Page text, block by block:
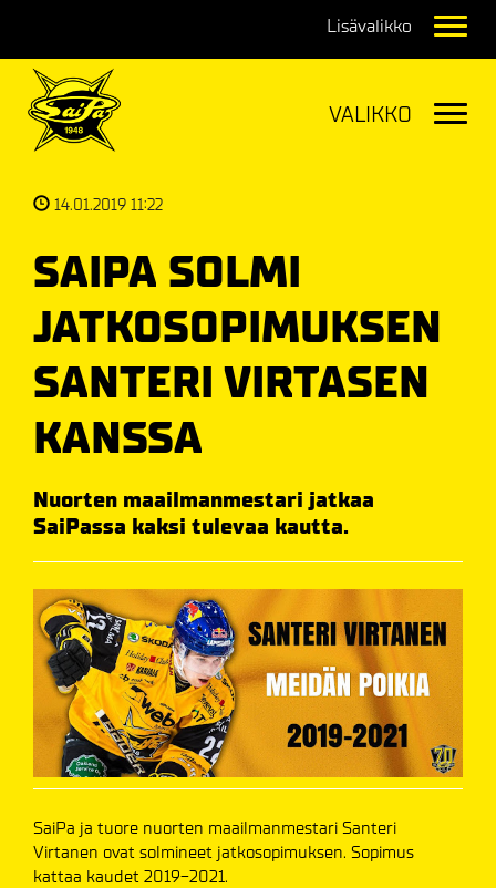
14.01.2019 11:22
SAIPA SOLMI
JATKOSOPIMUKSEN
SANTERI VIRTASEN
KANSSA
Nuorten maailmanmestari jatkaa
SaiPassa kaksi tulevaa kautta.
SaiPa ja tuore nuorten maailmanmestari Santeri
Virtanen ovat solmineet jatkosopimuksen. Sopimus
kattaa kaudet 2019-2021.